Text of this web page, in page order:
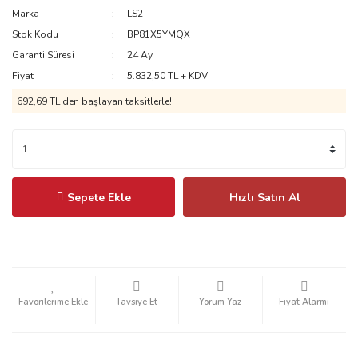
Marka
LS2
Stok Kodu
BP81X5YMQX
Garanti Süresi
24 Ay
Fiyat
5.832,50 TL + KDV
692,69 TLden başlayan taksitlerle!
Sepete Ekle Hızlı Satın Al
Tavsiye Et Yorum Yaz Fiyat Alarmı